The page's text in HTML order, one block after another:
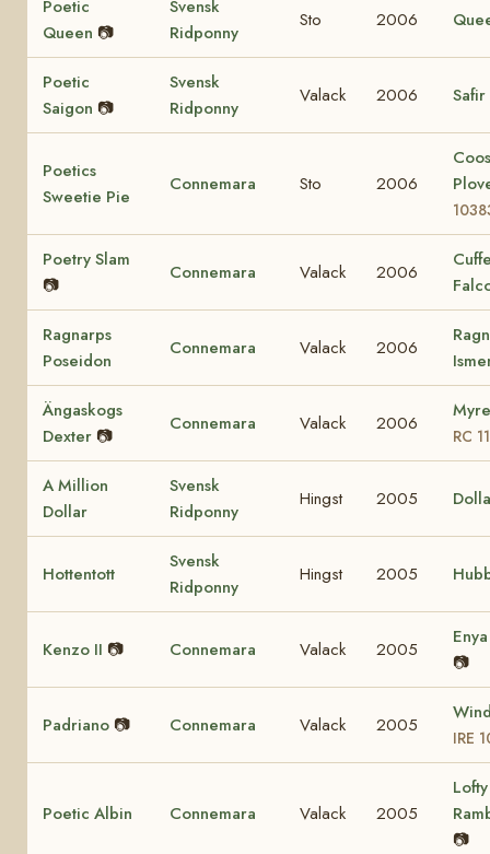
Poetic
Queen 📷
Svensk
Ridponny
Sto 2006
Poetic
Saigon 📷
Svensk
Ridponny
Valack 2006 Safir
Poetics
Sweetie Pie
Connemara Sto 2006
Poetry Slam
📷
Connemara Valack 2006
Ragnarps
Poseidon
Connemara Valack 2006
Ängaskogs
Dexter 📷
Connemara Valack 2006
RC
A Million
Dollar
Svensk
Ridponny
Hingst 2005
Hottentott
Svensk
Ridponny
Hingst 2005
Kenzo II 📷 Connemara Valack 2005
📷
Padriano 📷 Connemara Valack 2005
IRE
Poetic Albin Connemara Valack 2005
📷